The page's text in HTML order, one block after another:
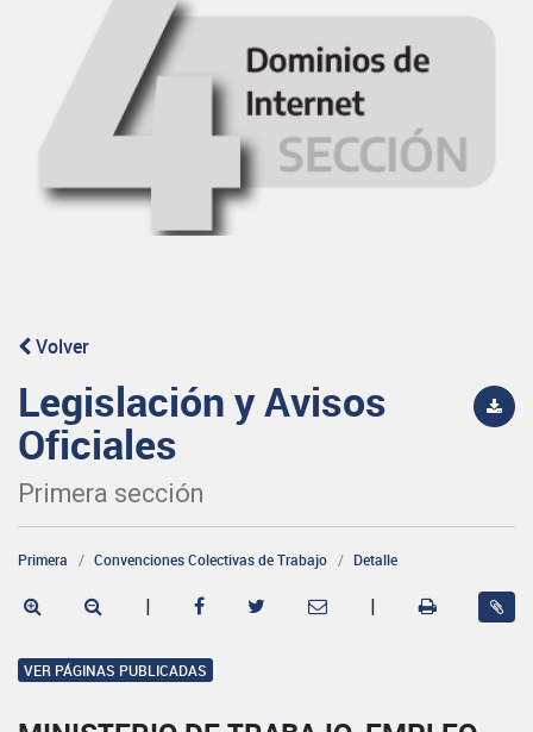
Volver
Legislación y Avisos
Oficiales
Primera sección
Primera Convenciones Colectivas de Trabajo Detalle
| |
VER PÁGINAS PUBLICADAS